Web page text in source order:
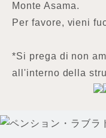
Monte Asama.
Per favore, vieni
*Si prega di non
all'interno della